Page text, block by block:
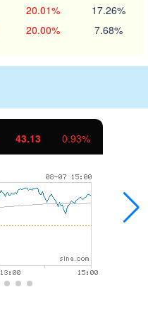
20.01% 17.26%
20.00% 7.68%
43.13 0.93%